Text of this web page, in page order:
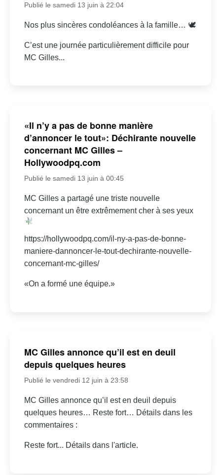
Publié le samedi 13 juin à 22:04
Nos plus sincères condoléances à la famille… 🕊
C’est une journée particulièrement difficile pour
MC Gilles...
«Il n’y a pas de bonne manière
d’annoncer le tout»: Déchirante nouvelle
concernant MC Gilles –
Hollywoodpq.com
Publié le samedi 13 juin à 00:45
MC Gilles a partagé une triste nouvelle
concernant un être extrêmement cher à ses yeux
https://hollywoodpq.com/il-ny-a-pas-de-bonne-
maniere-dannoncer-le-tout-dechirante-nouvelle-
concernant-mc-gilles/
«On a formé une équipe.»
MC Gilles annonce qu’il est en deuil
depuis quelques heures
Publié le vendredi 12 juin à 23:58
MC Gilles annonce qu’il est en deuil depuis
quelques heures… Reste fort… Détails dans les
commentaires :
Reste fort... Détails dans l'article.